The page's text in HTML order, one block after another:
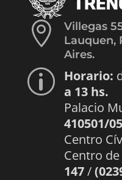

Villegas
Lauquen,
Aires.
p Horario:
a 13 hs.
Palacio
410501/05
Centro
Centro
147/